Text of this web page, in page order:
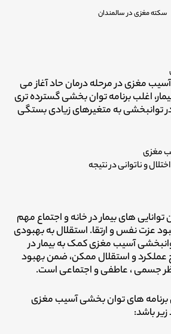
آسیب مغزی در مرحله درمان حاد آغاز می
اغلب برنامه توان بخشی گسترده تری
توانبخشی به متغیرهای زیادی بستگی
مغزی
و ناتوانی در نتیجه
توانایی های بیمار در خانه و اجتماع مهم
عزت نفس و ارتقا. استقلال به بهبودی
آسیب مغزی کمک به بیمار در
عملکرد و استقلال ممکن، ضمن بهبود
جسمی ، عاطفی و اجتماعی است.
های توان بخشی آسیب مغزی
باشد: